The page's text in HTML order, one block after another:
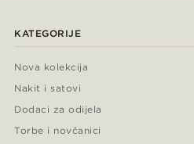
KATEGORIJE
Nova kolekcija
Nakit i satovi
Dodaci za odijela
Torbe i novčanici